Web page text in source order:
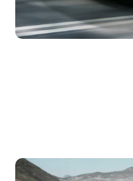
Mantenimiento del